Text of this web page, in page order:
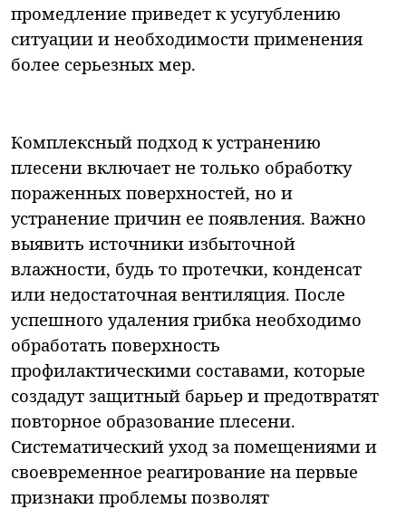
промедление приведет к усугублению
ситуации и необходимости применения
более серьезных мер.
Комплексный подход к устранению
плесени включает не только обработку
пораженных поверхностей, но и
устранение причин ее появления. Важно
выявить источники избыточной
влажности, будь то протечки, конденсат
или недостаточная вентиляция. После
успешного удаления грибка необходимо
обработать поверхность
профилактическими составами, которые
создадут защитный барьер и предотвратят
повторное образование плесени.
Систематический уход за помещениями и
своевременное реагирование на первые
признаки проблемы позволят